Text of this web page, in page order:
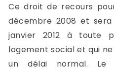
Ce droit de recours
décembre 2008 et
janvier 2012 à toute
logement social et qui
un délai normal. Le